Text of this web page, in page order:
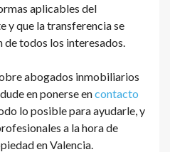
aplicables del
y que la transferencia se
de todos los interesados.
abogados inmobiliarios
en ponerse encontacto
lo posible para ayudarle, y
a la hora de
en Valencia.